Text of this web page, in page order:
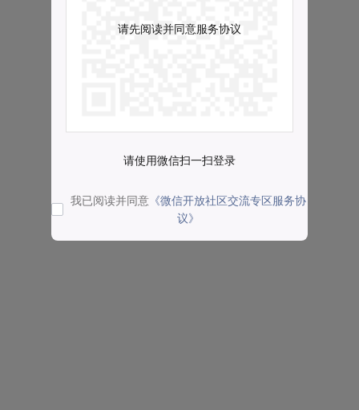
请先阅读并同意服务协议
请使用微信扫一扫登录
我已阅读并同意 《微信开放社区交流专区服务协
议》